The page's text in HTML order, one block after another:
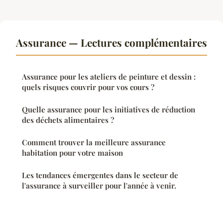
Assurance — Lectures complémentaires
Assurance pour les ateliers de peinture et dessin :
quels risques couvrir pour vos cours ?
Quelle assurance pour les initiatives de réduction
des déchets alimentaires ?
Comment trouver la meilleure assurance
habitation pour votre maison
Les tendances émergentes dans le secteur de
l'assurance à surveiller pour l'année à venir.